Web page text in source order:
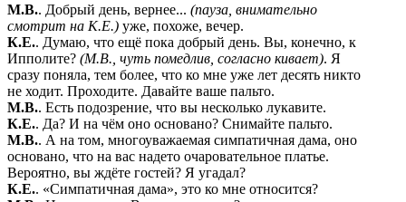
М.В.. Добрый день, вернее... (пауза, внимательно
смотрит на К.Е.) уже, похоже, вечер.
К.Е.. Думаю, что ещё пока добрый день. Вы, конечно, к
Ипполите? (М.В., чуть помедлив, согласно кивает). Я
сразу поняла, тем более, что ко мне уже лет десять никто
не ходит. Проходите. Давайте ваше пальто.
М.В.. Есть подозрение, что вы несколько лукавите.
К.Е.. Да? И на чём оно основано? Снимайте пальто.
М.В.. А на том, многоуважаемая симпатичная дама, оно
основано, что на вас надето очаровательное платье.
Вероятно, вы ждёте гостей? Я угадал?
К.Е.. «Симпатичная дама», это ко мне относится?